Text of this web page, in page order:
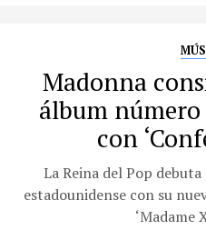
Madonna
álbum número
con
La Reina del Pop
estadounidense con su
‘Madame